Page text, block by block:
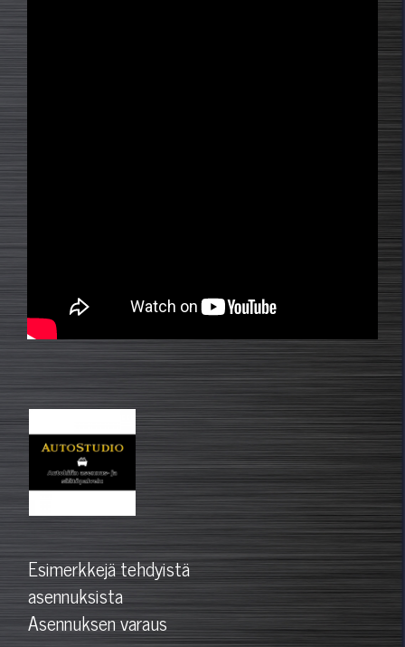
Esimerkkejä tehdyistä
asennuksista
Asennuksen varaus